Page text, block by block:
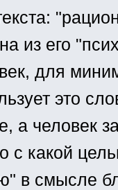
из его
для
это
а человек
с какой
в смысле